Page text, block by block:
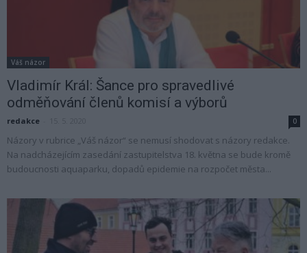
Váš názor
Vladimír Král: Šance pro spravedlivé
odměňování členů komisí a výborů
redakce 0
Názory v rubrice „Váš názor“ se nemusí shodovat s názory redakce.
Na nadcházejícím zasedání zastupitelstva 18. května se bude kromě
budoucnosti aquaparku, dopadů epidemie na rozpočet města...